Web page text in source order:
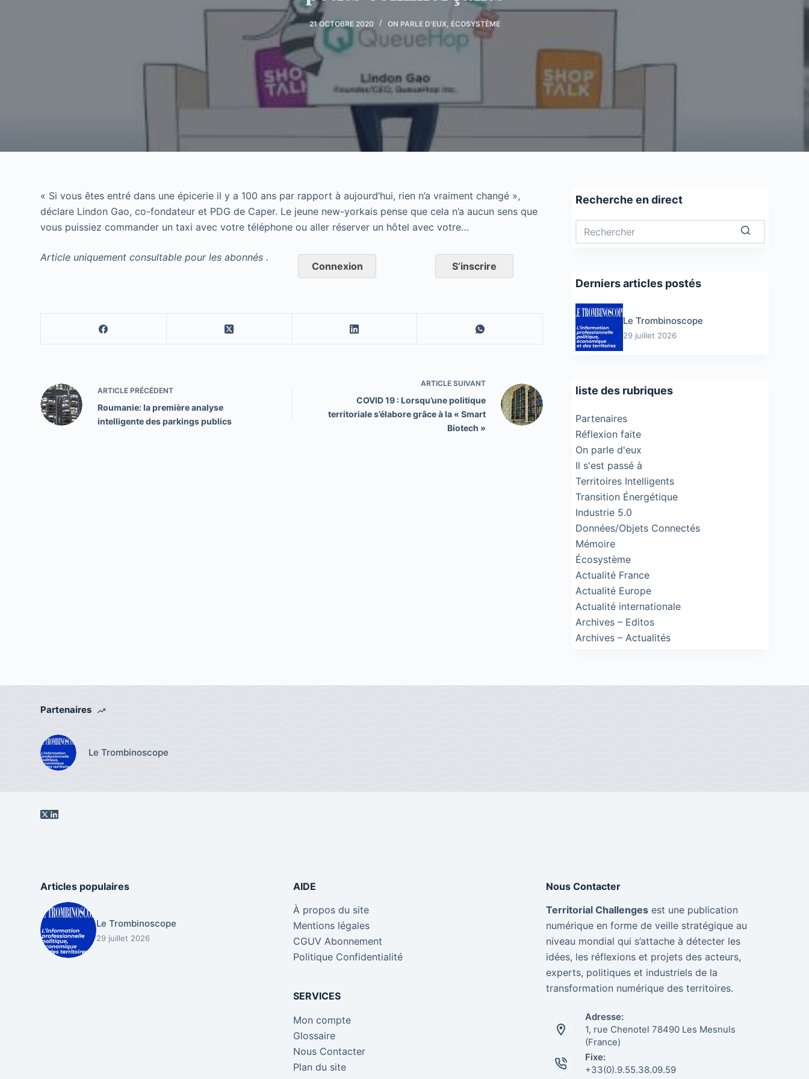
21 OCTOBRE 2020 ON PARLE D'EUX, ÉCOSYSTÈME
« Si vous êtes entré dans une épicerie il y a 100 ans par rapport à aujourd’hui, rien n’a vraiment changé »,
déclare Lindon Gao, co-fondateur et PDG de Caper. Le jeune new-yorkais pense que cela n’a aucun sens que
vous puissiez commander un taxi avec votre téléphone ou aller réserver un hôtel avec votre…
Article uniquement consultable pour les abonnés .
Connexion S’inscrire
ARTICLE PRÉCÉDENT
Roumanie: la première analyse
intelligente des parkings publics
ARTICLESUIVANT
COVID 19 : Lorsqu’une politique
territoriale s’élabore grâce à la « Smart
Biotech »
Recherche en direct
Derniers articles postés
Le Trombinoscope
29 juillet 2026
liste des rubriques
Partenaires
Réflexion faite
On parle d'eux
Il s'est passé à
Territoires Intelligents
Transition Énergétique
Industrie 5.0
Données/Objets Connectés
Mémoire
Écosystème
Actualité France
Actualité Europe
Actualité internationale
Archives – Editos
Archives – Actualités
Partenaires
Le Trombinoscope
Articles populaires
Le Trombinoscope
29 juillet 2026
AIDE
À propos du site
Mentions légales
CGUV Abonnement
Politique Confidentialité
SERVICES
Mon compte
Glossaire
Nous Contacter
Plan du site
Nous Contacter
Territorial Challengesest une publication
numérique en forme de veille stratégique au
niveau mondial qui s’attache à détecter les
idées, les réflexions et projets des acteurs,
experts, politiques et industriels de la
transformation numérique des territoires.
Adresse:
1, rue Chenotel 78490 Les Mesnuls
(France)
Fixe:
+33(0).9.55.38.09.59